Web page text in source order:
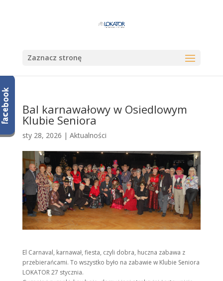
Zaznacz stronę
Bal karnawałowy w Osiedlowym
Klubie Seniora
sty 28, 2026 | Aktualności
El Carnaval, karnawał, fiesta, czyli dobra, huczna zabawa z
przebierańcami. To wszystko było na zabawie w Klubie Seniora
LOKATOR 27 stycznia.